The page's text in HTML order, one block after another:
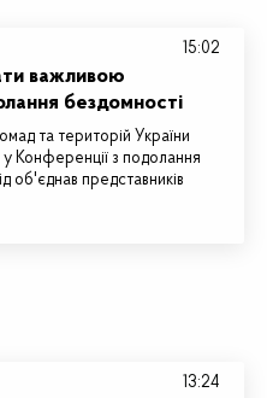
важливою
бездомності
та територій України
у Конференції з подолання
об'єднав представників
15:02
13:24